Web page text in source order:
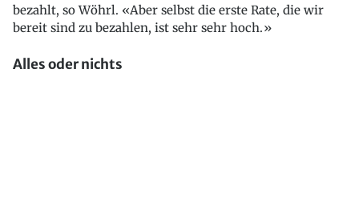
bezahlt, so Wöhrl. «Aber selbst die erste Rate, die wir
bereit sind zu bezahlen, ist sehr sehr hoch.»
Alles oder nichts